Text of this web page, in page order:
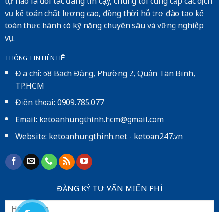
vụ kế toán chất lượng cao, đồng thời hỗ trợ đào tạo kế
toán thực hành có kỹ năng chuyên sâu và vững nghiệp
vụ.
THÔNG TIN LIÊN HỆ
Địa chỉ: 68 Bạch Đằng, Phường 2, Quận Tân Bình,
TP.HCM
Điện thoại: 0909.785.077
Email: ketoanhungthinh.hcm@gmail.com
Website:ketoanhungthinh.net-ketoan247.vn
ĐĂNG KÝ TƯ VẤN MIẾN PHÍ